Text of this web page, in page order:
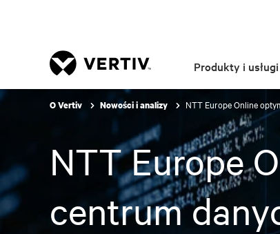
Produkty i usługi
O Vertiv Nowości i analizy NTT Europe Online
NTT Europe
centrum